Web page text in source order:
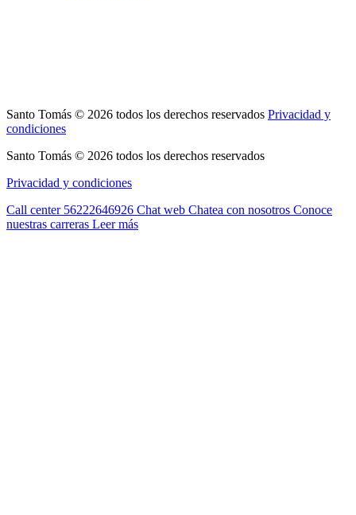
Santo Tomás © 2026 todos los derechos reservados Privacidad y
condiciones
Santo Tomás © 2026 todos los derechos reservados
Privacidad y condiciones
Call center 56222646926 Chat web Chatea con nosotros Conoce
nuestras carreras Leer más